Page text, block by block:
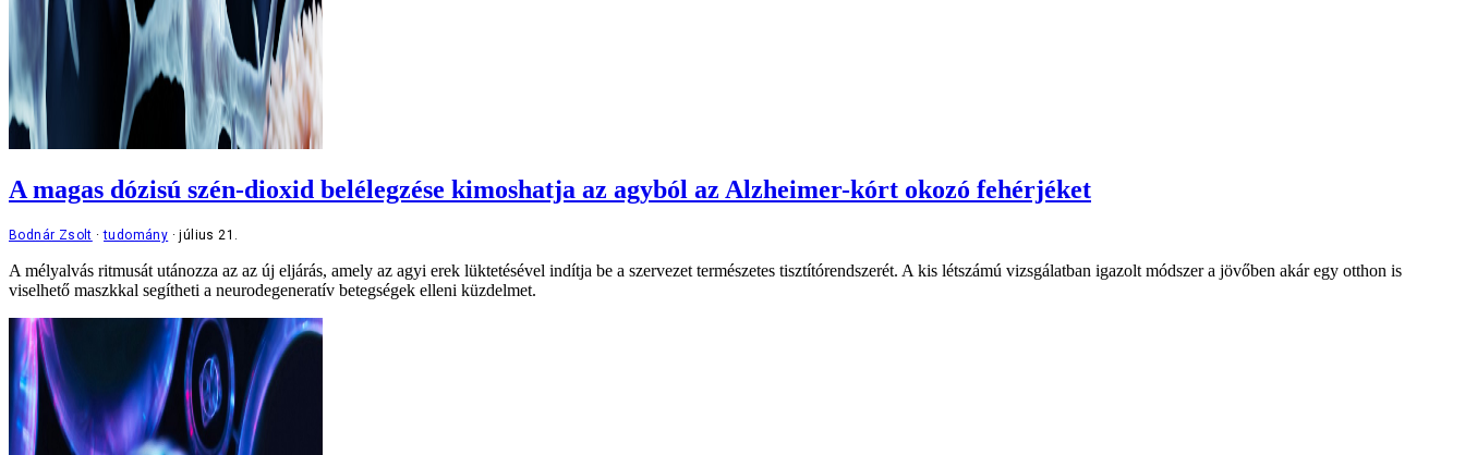
A magas dózisú szén-dioxid belélegzése kimoshatja az agyból az Alzheimer-kórt okozó fehérjéket
Bodnár Zsolt tudomány július 21.
A mélyalvás ritmusát utánozza az az új eljárás, amely az agyi erek lüktetésével indítja be a szervezet természetes tisztítórendszerét. A kis létszámú vizsgálatban igazolt módszer a jövőben akár egy otthon is
viselhető maszkkal segítheti a neurodegeneratív betegségek elleni küzdelmet.